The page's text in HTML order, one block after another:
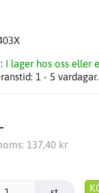
I lager hos oss eller
1 - 5 vardagar.
137,40 kr